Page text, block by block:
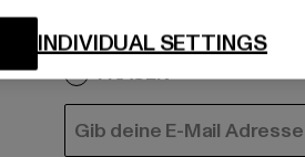
MÄNNER
FRAUEN
E-MAIL
INDIVIDUAL SETTINGS